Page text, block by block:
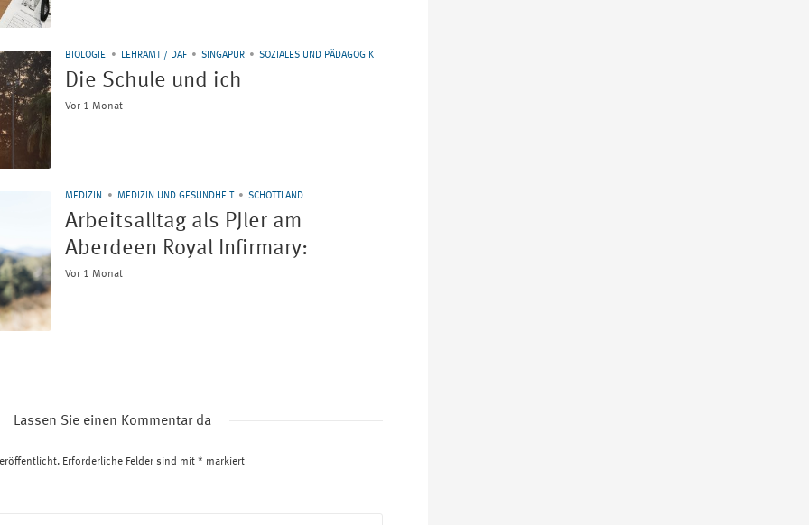
BIOLOGIE LEHRAMT / DAF SINGAPUR SOZIALES UND PÄDAGOGIK
Die Schule und ich
Vor 1 Monat
MEDIZIN MEDIZIN UND GESUNDHEIT SCHOTTLAND
Arbeitsalltag als PJler am
Aberdeen Royal Infirmary:
Vor 1 Monat
Lassen Sie einen Kommentar da
Erforderliche Felder sind mit * markiert